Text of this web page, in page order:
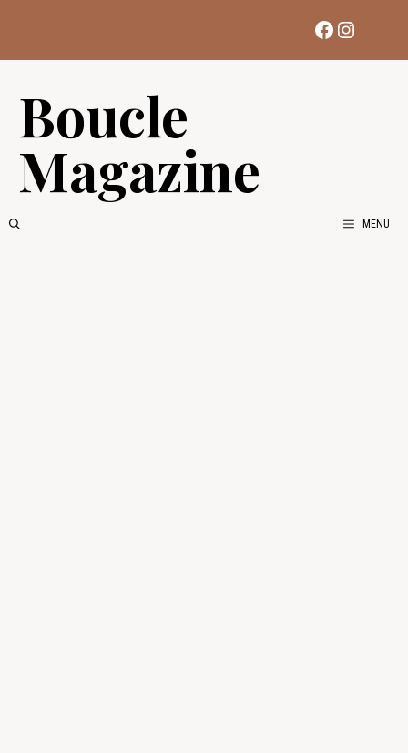
contenu
Facebook
Boucle
Magazine
MENU